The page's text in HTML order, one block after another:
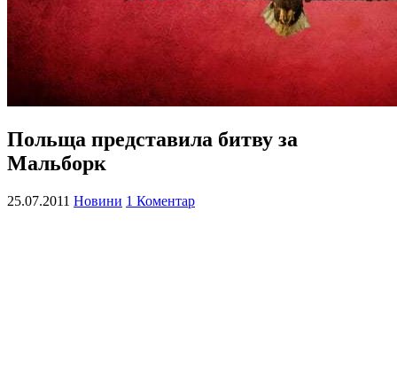
Польща представила битву за
Мальборк
25.07.2011 Новини 1 Коментар